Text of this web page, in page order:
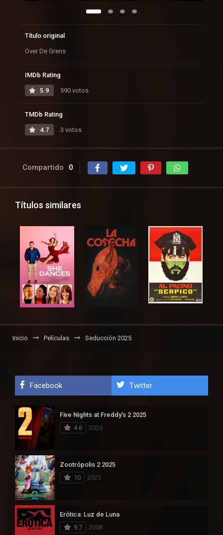
Título original
Over De Grens
IMDb Rating
5.9 590 votos
TMDb Rating
4.7 3 votos
Compartido 0
Títulos similares
Inicio Películas Seducción 2025
Facebook Twitter
Five Nights at Freddy’s 2 2025
4.6
2025
Zootrópolis 2 2025
10
2025
Erótica: Luz de Luna
9.7
2008